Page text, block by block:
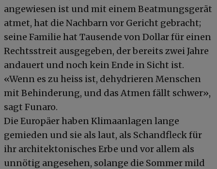
angewiesen ist und mit einem Beatmungsgerät
atmet, hat die Nachbarn vor Gericht gebracht;
seine Familie hat Tausende von Dollar für einen
Rechtsstreit ausgegeben, der bereits zwei Jahre
andauert und noch kein Ende in Sicht ist.
«Wenn es zu heiss ist, dehydrieren Menschen
mit Behinderung, und das Atmen fällt schwer»,
sagt Funaro.
Die Europäer haben Klimaanlagen lange
gemieden und sie als laut, als Schandfleck für
ihr architektonisches Erbe und vor allem als
unnötig angesehen, solange die Sommer mild